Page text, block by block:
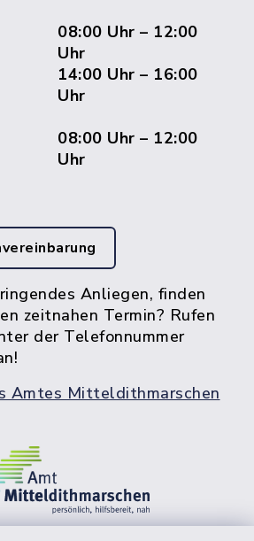
08:00 Uhr – 12:00
Uhr
14:00 Uhr – 16:00
Uhr
08:00 Uhr – 12:00
Uhr
Anliegen, finden
zeitnahen Termin? Rufen
der Telefonnummer
Amtes Mitteldithmarschen